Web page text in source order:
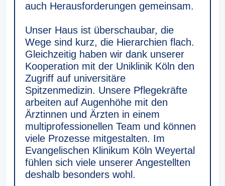
auch Herausforderungen gemeinsam.
Unser Haus ist überschaubar, die
Wege sind kurz, die Hierarchien flach.
Gleichzeitig haben wir dank unserer
Kooperation mit der Uniklinik Köln den
Zugriff auf universitäre
Spitzenmedizin. Unsere Pflegekräfte
arbeiten auf Augenhöhe mit den
Ärztinnen und Ärzten in einem
multiprofessionellen Team und können
viele Prozesse mitgestalten. Im
Evangelischen Klinikum Köln Weyertal
fühlen sich viele unserer Angestellten
deshalb besonders wohl.